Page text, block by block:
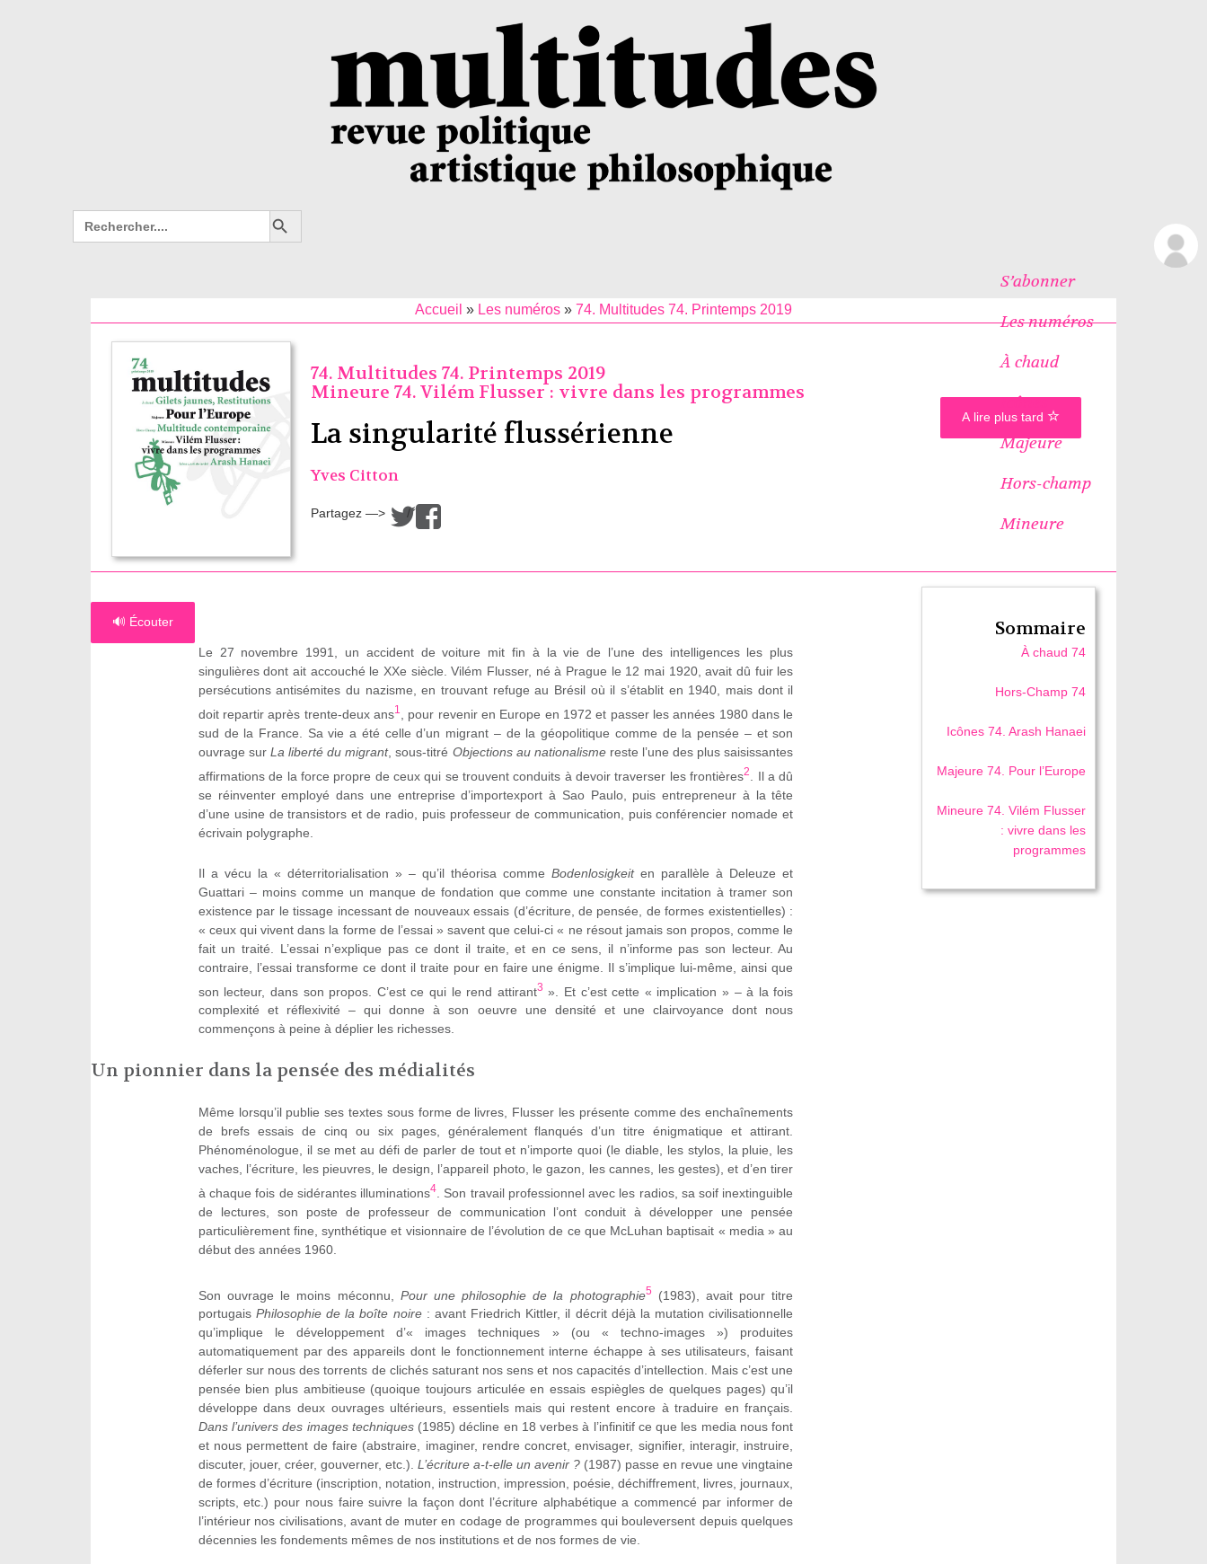
Search
for:
Search Button
S’abonner
Les numéros
À chaud
Icônes
Majeure
Hors-champ
Mineure
Accueil » Les numéros» 74. Multitudes 74. Printemps 2019
74. Multitudes 74. Printemps 2019
Mineure 74. Vilém Flusser : vivre dans les programmes
La singularité flussérienne
Yves Citton
Partagez —> /
🔊 Écouter
Le 27 novembre 1991, un accident de voiture mit fin à la vie de l’une des intelligences les plus
singulières dont ait accouché le XXe siècle. Vilém Flusser, né à Prague le 12 mai 1920, avait dû fuir les
persécutions antisémites du nazisme, en trouvant refuge au Brésil où il s’établit en 1940, mais dont il
doit repartir après trente-deux ans1
, pour revenir en Europe en 1972 et passer les années 1980 dans le
sud de la France. Sa vie a été celle d’un migrant – de la géopolitique comme de la pensée – et son
ouvrage surLa liberté du migrant, sous-titré Objections au nationalismereste l’une des plus saisissantes
affirmations de la force propre de ceux qui se trouvent conduits à devoir traverser les frontières2
. Il a dû
se réinventer employé dans une entreprise d’importexport à Sao Paulo, puis entrepreneur à la tête
d’une usine de transistors et de radio, puis professeur de communication, puis conférencier nomade et
écrivain polygraphe.
Il a vécu la « déterritorialisation » – qu’il théorisa commeBodenlosigkeiten parallèle à Deleuze et
Guattari – moins comme un manque de fondation que comme une constante incitation à tramer son
existence par le tissage incessant de nouveaux essais (d’écriture, de pensée, de formes existentielles) :
« ceux qui vivent dans la forme de l’essai » savent que celui-ci « ne résout jamais son propos, comme le
fait un traité. L’essai n’explique pas ce dont il traite, et en ce sens, il n’informe pas son lecteur. Au
contraire, l’essai transforme ce dont il traite pour en faire une énigme. Il s’implique lui-même, ainsi que
son lecteur, dans son propos. C’est ce qui le rend attirant3 ». Et c’est cette « implication » – à la fois
complexité et réflexivité – qui donne à son oeuvre une densité et une clairvoyance dont nous
commençons à peine à déplier les richesses.
Un pionnier dans la pensée des médialités
Même lorsqu’il publie ses textes sous forme de livres, Flusser les présente comme des enchaînements
de brefs essais de cinq ou six pages, généralement flanqués d’un titre énigmatique et attirant.
Phénoménologue, il se met au défi de parler de tout et n’importe quoi (le diable, les stylos, la pluie, les
vaches, l’écriture, les pieuvres, le design, l’appareil photo, le gazon, les cannes, les gestes), et d’en tirer
à chaque fois de sidérantes illuminations4
. Son travail professionnel avec les radios, sa soif inextinguible
de lectures, son poste de professeur de communication l’ont conduit à développer une pensée
particulièrement fine, synthétique et visionnaire de l’évolution de ce que McLuhan baptisait « media » au
début des années 1960.
Son ouvrage le moins méconnu, Pour une philosophie de la photographie5
(1983), avait pour titre
portugais Philosophie de la boîte noire: avant Friedrich Kittler, il décrit déjà la mutation civilisationnelle
qu’implique le développement d’« images techniques » (ou « techno-images ») produites
automatiquement par des appareils dont le fonctionnement interne échappe à ses utilisateurs, faisant
déferler sur nous des torrents de clichés saturant nos sens et nos capacités d’intellection. Mais c’est une
pensée bien plus ambitieuse (quoique toujours articulée en essais espiègles de quelques pages) qu’il
développe dans deux ouvrages ultérieurs, essentiels mais qui restent encore à traduire en français.
Dans l’univers des images techniques(1985) décline en 18 verbes à l’infinitif ce que les media nous font
et nous permettent de faire (abstraire, imaginer, rendre concret, envisager, signifier, interagir, instruire,
discuter, jouer, créer, gouverner, etc.). L’écriture a-t-elle un avenir ? (1987) passe en revue une vingtaine
de formes d’écriture (inscription, notation, instruction, impression, poésie, déchiffrement, livres, journaux,
scripts, etc.) pour nous faire suivre la façon dont l’écriture alphabétique a commencé par informer de
l’intérieur nos civilisations, avant de muter en codage de programmes qui bouleversent depuis quelques
décennies les fondements mêmes de nos institutions et de nos formes de vie.
A lire plus tard
Sommaire
À chaud 74
Hors-Champ 74
Icônes 74. Arash Hanaei
Majeure 74. Pour l’Europe
Mineure 74. Vilém Flusser
: vivre dans les
programmes